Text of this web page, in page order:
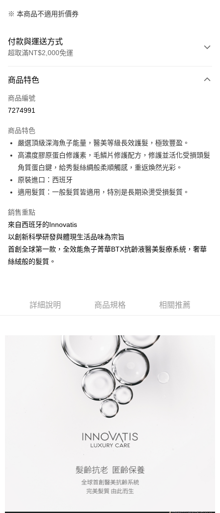
※ 本商品不適用折價券
付款與運送方式
超取滿NT$2,000免運
信用卡一次付款
信用卡分期付款
合作金庫商業銀行
華南商業銀行
彰化商業銀行
上海商業儲蓄銀行
台北富邦商業銀行
國泰世華商業銀行
兆豐國際商業銀行
臺灣中小企業銀行
匯豐（台灣）商業銀行
華泰商業銀行
聯邦商業銀行
遠東國際商業銀行
元大商業銀行
台新國際商業銀行
台灣樂天信用卡公司
6 期 0 利率 每期
華南商業銀行
彰化商業銀行
上海商業儲蓄銀行
台北富邦商業銀行
國泰世華商業銀行
臺灣中小企業銀行
台中商業銀行
聯邦商業銀行
元大商業銀行
玉山商業銀行
星展（台灣）商業銀行
台灣樂天信用卡公司
超商取貨付款
LINE Pay
Apple Pay
街口支付
悠遊付
全盈+PAY
運送方式
每筆NT$80，滿NT$2,000(含以上)免運費
每筆NT$80，滿NT$2,000(含以上)免運費
每筆NT$80，滿NT$2,000(含以上)免運費
每筆NT$120，滿NT$2,000(含以上)免運費
商品特色
商品編號
7274991
商品特色
嚴選頂級深海魚子能量，醫美等級長效護髮，極致豐盈。
高濃度膠原蛋白修護素，毛鱗片修護配方，修護並活化受損頭髮
角質蛋白鍵，給秀髮絲綢般柔順觸感，重返煥然光彩。
原裝進口：西班牙
適⽤髮質：⼀般髮質皆適⽤，特別是長期染燙受損髮質。
銷售重點
來自西班牙的Innovatis
以創新科學研發與體現生活品味為宗旨
首創全球第一款，全效能魚子菁華BTX抗齡液醫美髮療系統，奢華
絲絨般的髮質。
詳細說明 商品規格 相關推薦